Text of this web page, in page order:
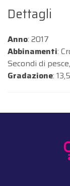
Dettagli
Anno: 2017
Abbinamenti:
Secondi di
Gradazione: